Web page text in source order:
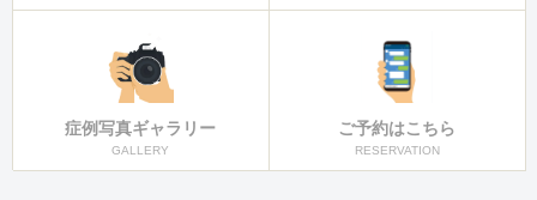
症例写真ギャラリー
GALLERY
ご予約はこちら
RESERVATION